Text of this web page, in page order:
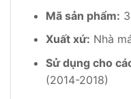
Mã sản phẩm:
Xuất xứ: Nhà
Sử dụng cho
(2014-2018)